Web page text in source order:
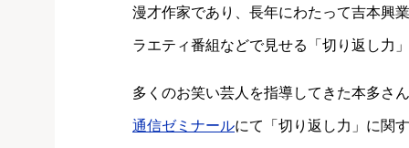
漫才作家であり、長年にわたって吉本興
ラエティ番組などで見せる「切り返し力
多くのお笑い芸人を指導してきた本多さ
通信ゼミナールにて「切り返し力」に関